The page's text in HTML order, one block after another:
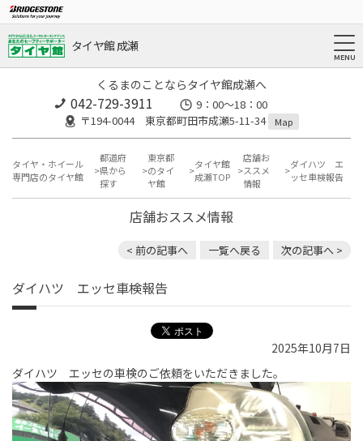
タイヤ館 成瀬
くるまのことならタイヤ館成瀬へ
042-729-3911
9：00～18：00
〒194-0044 東京都町田市成瀬5-11-34
Map
タイヤ・ホイール
専門店のタイヤ館
都道府
県から
探す
東京都
のタイ
ヤ館
タイヤ館
成瀬TOP
店舗お
ススメ
情報
ダイハツ エ
ッセ車検報告
店舗おススメ情報
< 前の記事へ 一覧へ戻る 次の記事へ >
ダイハツ エッセ車検報告
2025年10月7日
ダイハツ エッセの車検のご依頼をいただきました。